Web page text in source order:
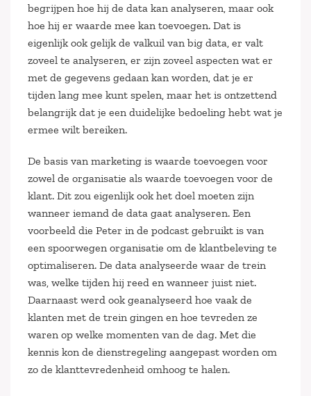
begrijpen hoe hij de data kan analyseren, maar ook
hoe hij er waarde mee kan toevoegen. Dat is
eigenlijk ook gelijk de valkuil van big data, er valt
zoveel te analyseren, er zijn zoveel aspecten wat er
met de gegevens gedaan kan worden, dat je er
tijden lang mee kunt spelen, maar het is ontzettend
belangrijk dat je een duidelijke bedoeling hebt wat je
ermee wilt bereiken.
De basis van marketing is waarde toevoegen voor
zowel de organisatie als waarde toevoegen voor de
klant. Dit zou eigenlijk ook het doel moeten zijn
wanneer iemand de data gaat analyseren. Een
voorbeeld die Peter in de podcast gebruikt is van
een spoorwegen organisatie om de klantbeleving te
optimaliseren. De data analyseerde waar de trein
was, welke tijden hij reed en wanneer juist niet.
Daarnaast werd ook geanalyseerd hoe vaak de
klanten met de trein gingen en hoe tevreden ze
waren op welke momenten van de dag. Met die
kennis kon de dienstregeling aangepast worden om
zo de klanttevredenheid omhoog te halen.